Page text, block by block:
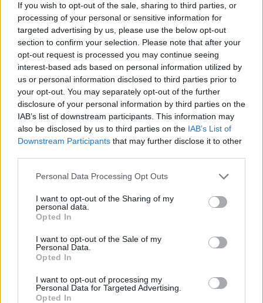
If you wish to opt-out of the sale, sharing to third parties, or
processing of your personal or sensitive information for
targeted advertising by us, please use the below opt-out
section to confirm your selection. Please note that after your
opt-out request is processed you may continue seeing
interest-based ads based on personal information utilized by
us or personal information disclosed to third parties prior to
your opt-out. You may separately opt-out of the further
disclosure of your personal information by third parties on the
IAB’s list of downstream participants. This information may
also be disclosed by us to third parties on the IAB’s List of
Downstream Participants that may further disclose it to other
Personal Data Processing Opt Outs
I want to opt-out of the Sharing of my
personal data.
Opted In
I want to opt-out of the Sale of my
Personal Data.
Opted In
I want to opt-out of processing my
Personal Data for Targeted Advertising.
Opted In
https://gr.boell.org/el/i-anthektikotita-tis-koinonikis-allileggyas-
oikonomias-tin-periodo-tis-pandimias?fbclid=IwAR37-
4hizEASL57Z4yHAinjV7W7CE-
sV8K01TOnZo1E32i1kyqF8hQ5FFWs
14-12-2020: Ραδιοφωνική
συνέντευξη “Στο κόκκινο
91,4” Στέλιος Γκιουζέπας